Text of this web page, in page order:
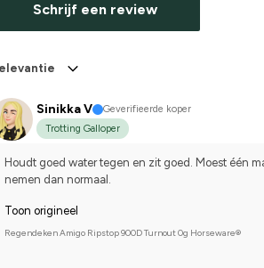
Schrijf een review
Sinikka V
Geverifieerde koper
Trotting Galloper
Houdt goed water tegen en zit goed. Moest één
nemen dan normaal.
Toon origineel
Regendeken Amigo Ripstop 900D Turnout 0g Horseware®